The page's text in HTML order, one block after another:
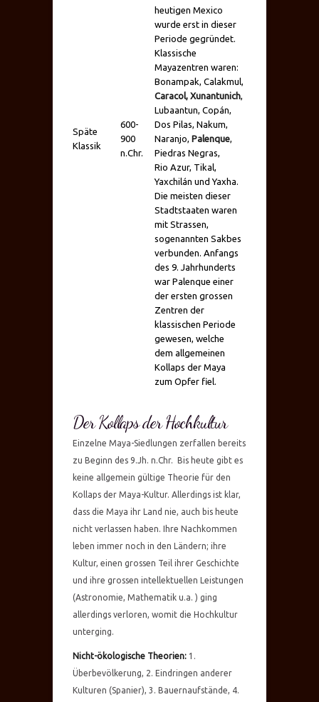
Späte
Klassik
600-
900
n.Chr.
heutigen Mexico
wurde erst in dieser
Periode gegründet.
Klassische
Mayazentren waren:
Bonampak, Calakmul,
Caracol, Xunantunich,
Lubaantun, Copán,
Dos Pilas, Nakum,
Naranjo, Palenque,
Piedras Negras,
Rio Azur, Tikal,
Yaxchilán und Yaxha.
Die meisten dieser
Stadtstaaten waren
mit Strassen,
sogenannten Sakbes
verbunden. Anfangs
des 9. Jahrhunderts
war Palenque einer
der ersten grossen
Zentren der
klassischen Periode
gewesen, welche
dem allgemeinen
Kollaps der Maya
zum Opfer fiel.
Der Kollaps der Hochkultur
Einzelne Maya-Siedlungen zerfallen bereits
zu Beginn des 9.Jh. n.Chr. Bis heute gibt es
keine allgemein gültige Theorie für den
Kollaps der Maya-Kultur. Allerdings ist klar,
dass die Maya ihr Land nie, auch bis heute
nicht verlassen haben. Ihre Nachkommen
leben immer noch in den Ländern; ihre
Kultur, einen grossen Teil ihrer Geschichte
und ihre grossen intellektuellen Leistungen
(Astronomie, Mathematik u.a. ) ging
allerdings verloren, womit die Hochkultur
unterging.
Nicht-ökologische Theorien: 1.
Überbevölkerung, 2. Eindringen anderer
Kulturen (Spanier), 3. Bauernaufstände, 4.